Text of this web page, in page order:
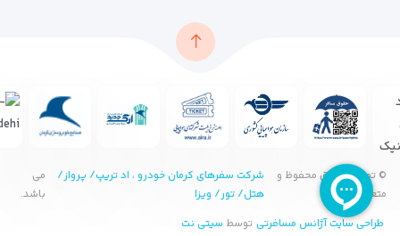
© تمامی حقوق محفوظ و
متعلق به
شرکت سفرهای کرمان خودرو ، اد تریپ/ پرواز/
هتل/ تور/ ویزا
می
باشد.
طراحی سایت آژانس مسافرتی توسط سیتی نت